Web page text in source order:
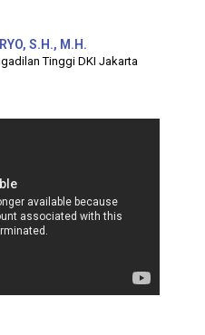
S.H., M.H.
Tinggi DKI Jakarta